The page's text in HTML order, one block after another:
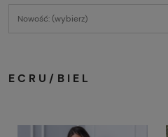
Nowość: (wybierz)
ECRU/BIEL